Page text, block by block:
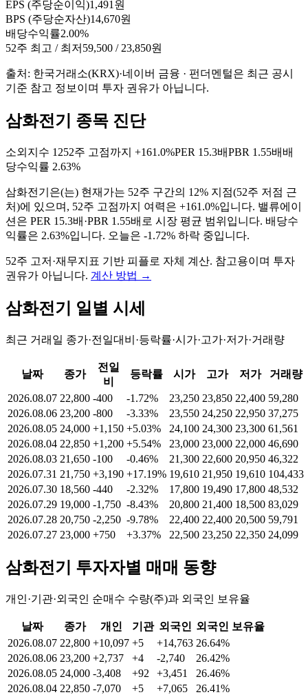
EPS (주당순이익)1,491원
BPS (주당순자산)14,670원
배당수익률2.00%
52주 최고 / 최저 59,500 / 23,850원
출처: 한국거래소(KRX)·네이버 금융 · 펀더멘털은 최근 공시
기준 참고 정보이며 투자 권유가 아닙니다.
삼화전기 종목 진단
소외지수 1252주 고점까지 +161.0%PER 15.3배PBR 1.55배 배
당수익률 2.63%
삼화전기 은(는) 현재가는 52주 구간의 12% 지점(52주 저점 근
처)에 있으며, 52주 고점까지 여력은 +161.0%입니다. 밸류에이
션은 PER 15.3배·PBR 1.55배로 시장 평균 범위입니다. 배당수
익률은 2.63%입니다. 오늘은 -1.72% 하락 중입니다.
52주 고저·재무지표 기반 피플로 자체 계산. 참고용이며 투자
권유가 아닙니다. 계산 방법 →
삼화전기 일별 시세
최근 거래일 종가·전일대비·등락률·시가·고가·저가·거래량
날짜 종가
전일
비
등락률 시가 고가 저가 거래량
2026.08.07 22,800 -400 -1.72% 23,250 23,850 22,400 59,280
2026.08.06 23,200 -800 -3.33% 23,550 24,250 22,950 37,275
2026.08.05 24,000 +1,150 +5.03% 24,100 24,300 23,300 61,561
2026.08.04 22,850 +1,200 +5.54% 23,000 23,000 22,000 46,690
2026.08.03 21,650 -100 -0.46% 21,300 22,600 20,950 46,322
2026.07.31 21,750 +3,190 +17.19% 19,610 21,950 19,610 104,433
2026.07.30 18,560 -440 -2.32% 17,800 19,490 17,800 48,532
2026.07.29 19,000 -1,750 -8.43% 20,800 21,400 18,500 83,029
2026.07.28 20,750 -2,250 -9.78% 22,400 22,400 20,500 59,791
2026.07.27 23,000 +750 +3.37% 22,500 23,250 22,350 24,099
삼화전기 투자자별 매매 동향
개인·기관·외국인 순매수 수량(주)과 외국인 보유율
날짜 종가 개인 기관 외국인 외국인 보유율
2026.08.07 22,800 +10,097 +5 +14,763 26.64%
2026.08.06 23,200 +2,737 +4 -2,740
26.42%
2026.08.05 24,000 -3,408 +92 +3,451
26.46%
2026.08.04 22,850 -7,070 +5 +7,065
26.41%